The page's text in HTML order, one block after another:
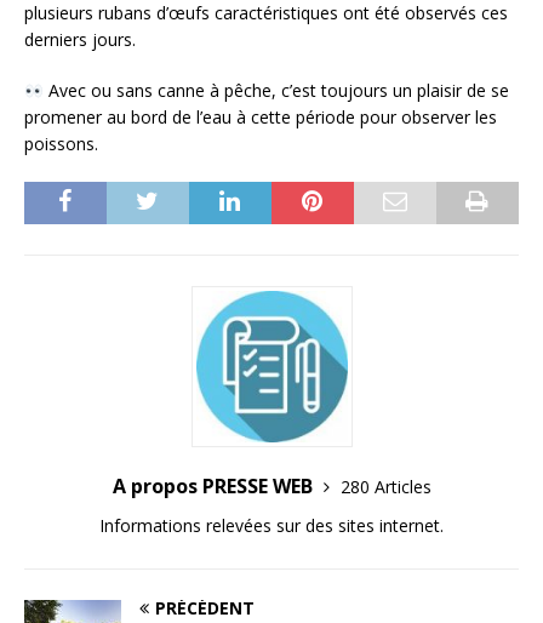
plusieurs rubans d’œufs caractéristiques ont été observés ces
derniers jours.
Avec ou sans canne à pêche, c’est toujours un plaisir de se
promener au bord de l’eau à cette période pour observer les
poissons.
A propos PRESSE WEB
280 Articles
Informations relevées sur des sites internet.
PRÉCÉDENT